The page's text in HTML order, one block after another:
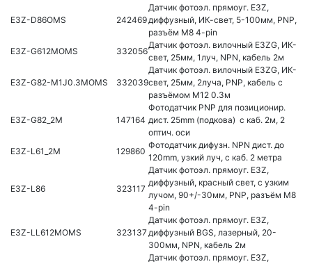
E3Z-D86OMS 242469
Датчик фотоэл. прямоуг. E3Z,
диффузный, ИК-свет, 5-100мм, PNP,
разъём M8 4-pin
E3Z-G612MOMS
332056
Датчик фотоэл. вилочный E3ZG, ИК-
свет, 25мм, 1луч, NPN, кабель 2м
E3Z-G82-M1J0.3MOMS 332039
Датчик фотоэл. вилочный E3ZG, ИК-
свет, 25мм, 2луча, PNP, кабель с
разъёмом M12 0.3м
E3Z-G82_2M 147164
Фотодатчик PNP для позиционир.
дист. 25mm (подкова) с каб. 2м, 2
оптич. оси
E3Z-L61_2M
129860
Фотодатчик дифузн. NPN дист. до
120mm, узкий луч, с каб. 2 метра
E3Z-L86 323117
Датчик фотоэл. прямоуг. E3Z,
диффузный, красный свет, с узким
лучом, 90+/-30мм, PNP, разъём M8
4-pin
E3Z-LL612MOMS 323137
Датчик фотоэл. прямоуг. E3Z,
диффузный BGS, лазерный, 20-
300мм, NPN, кабель 2м
Датчик фотоэл. прямоуг. E3Z,